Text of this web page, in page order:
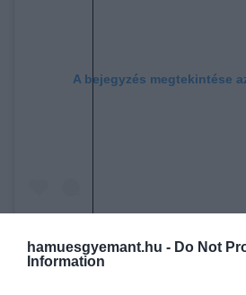
hamuesgyemant.hu - Do Not
Information
A bejegyzés megtekintése